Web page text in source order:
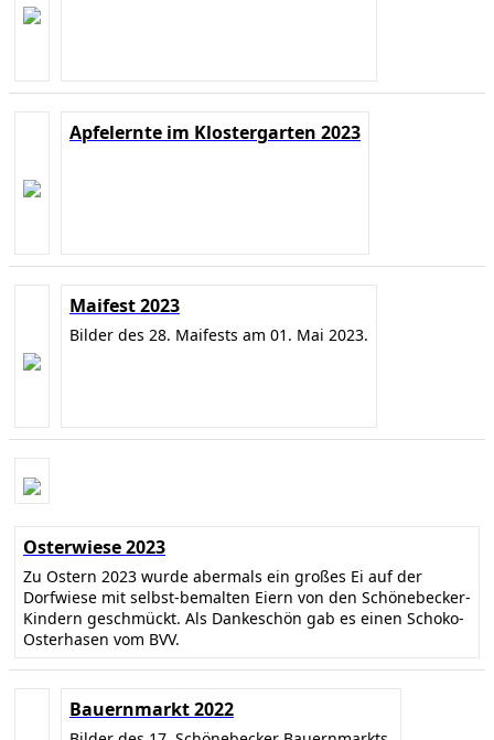
Apfelernte im Klostergarten 2023
Maifest 2023
Bilder des 28. Maifests am 01. Mai 2023.
Osterwiese 2023
Zu Ostern 2023 wurde abermals ein großes Ei auf der
Dorfwiese mit selbst-bemalten Eiern von den Schönebecker-
Kindern geschmückt. Als Dankeschön gab es einen Schoko-
Osterhasen vom BVV.
Bauernmarkt 2022